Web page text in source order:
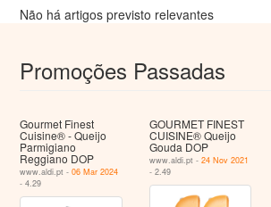
Não há artigos previsto relevantes
Promoções Passadas
Gourmet Finest
Cuisine® - Queijo
Parmigiano
Reggiano DOP
www.aldi.pt -06 Mar 2024
- 4.29
GOURMET FINEST
CUISINE® Queijo
Gouda DOP
www.aldi.pt - 24 Nov 2021
- 2.49